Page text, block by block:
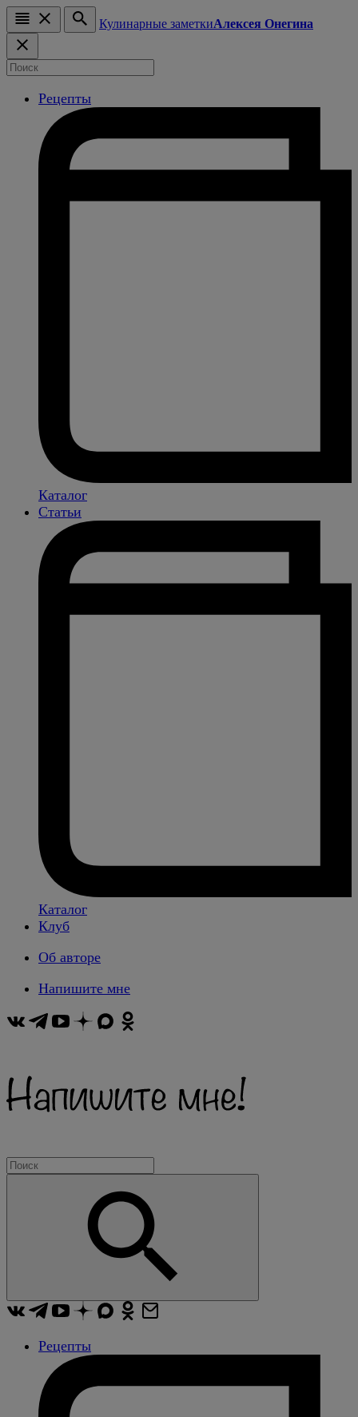
Кулинарные заметкиАлексея Онегина
Рецепты
Каталог
Статьи
Каталог
Клуб
Об авторе
Напишите мне
Рецепты